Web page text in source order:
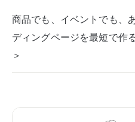
商品でも、イベントでも、
ディングページを最短で作
＞